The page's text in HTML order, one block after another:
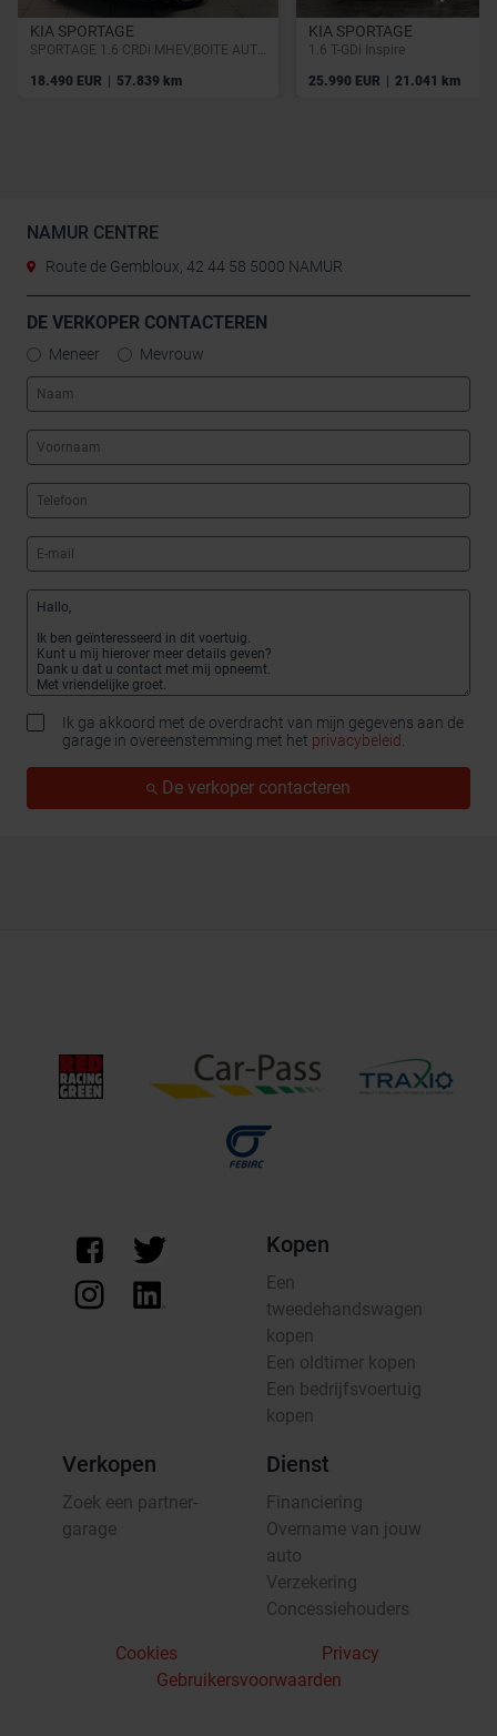
KIA SPORTAGE
SPORTAGE 1.6 CRDi MHEV,BOITE AUTO,GPS,PHARES LED,CAMERA,GARANTIE 1 AN
18.490 EUR | 57.839 km
KIA SPORTAGE
1.6 T-GDi Inspire
25.990 EUR | 21.041 km
NAMUR CENTRE
Route de Gembloux, 42 44 58 5000 NAMUR
DE VERKOPER CONTACTEREN
Meneer Mevrouw
Ik ga akkoord met de overdracht van mijn gegevens aan de
garage in overeenstemming met het privacybeleid.
De verkoper contacteren
Kopen
Een
tweedehandswagen
kopen
Een oldtimer kopen
Een bedrijfsvoertuig
kopen
Verkopen
Zoek een partner-
garage
Dienst
Financiering
Overname van jouw
auto
Verzekering
Concessiehouders
Cookies
Privacy
Gebruikersvoorwaarden